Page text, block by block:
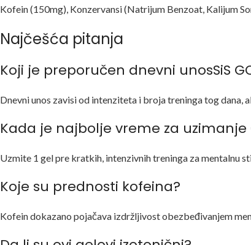
Kofein (150mg), Konzervansi (Natrijum Benzoat, Kalijum
Najčešća pitanja
Koji je preporučen dnevni unosSiS
Dnevni unos zavisi od intenziteta i broja treninga tog dana,
Kada je najbolje vreme za uzimanje
Uzmite 1 gel pre kratkih, intenzivnih treninga za mentalnu
Koje su prednosti kofeina?
Kofein dokazano pojačava izdržljivost obezbeđivanjem